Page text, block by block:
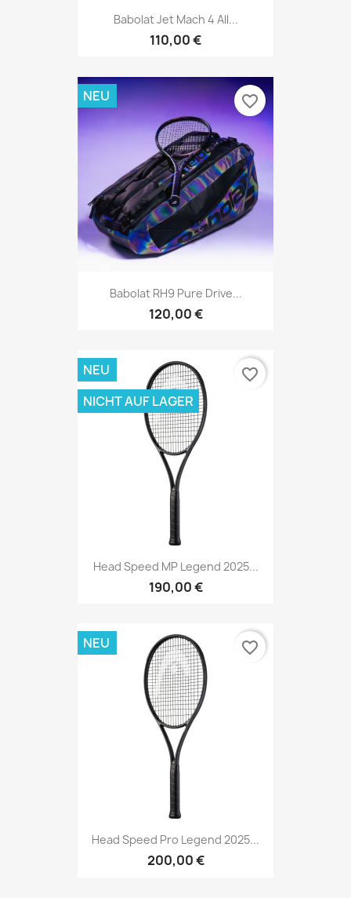
Babolat Jet Mach 4 All...
110,00 €
Babolat RH9 Pure Drive...
120,00 €
NEU favorite_border
Head Speed MP Legend 2025...
190,00 €
NEU
NICHT AUF LAGER
favorite_border
Head Speed Pro Legend 2025...
200,00 €
NEU favorite_border